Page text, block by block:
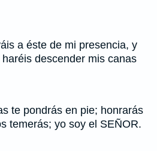
a éste de mi presencia, y
descender mis canas
te pondrás en pie; honrarás
temerás; yo soy el SEÑOR.